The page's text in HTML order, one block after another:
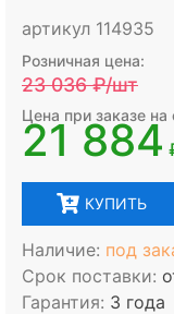
артикул 114935
Розничная цена:
23 036₽/шт
Цена при заказе на
21 884
КУПИТЬ
Наличие: под
Срок поставки:
Гарантия: 3 года